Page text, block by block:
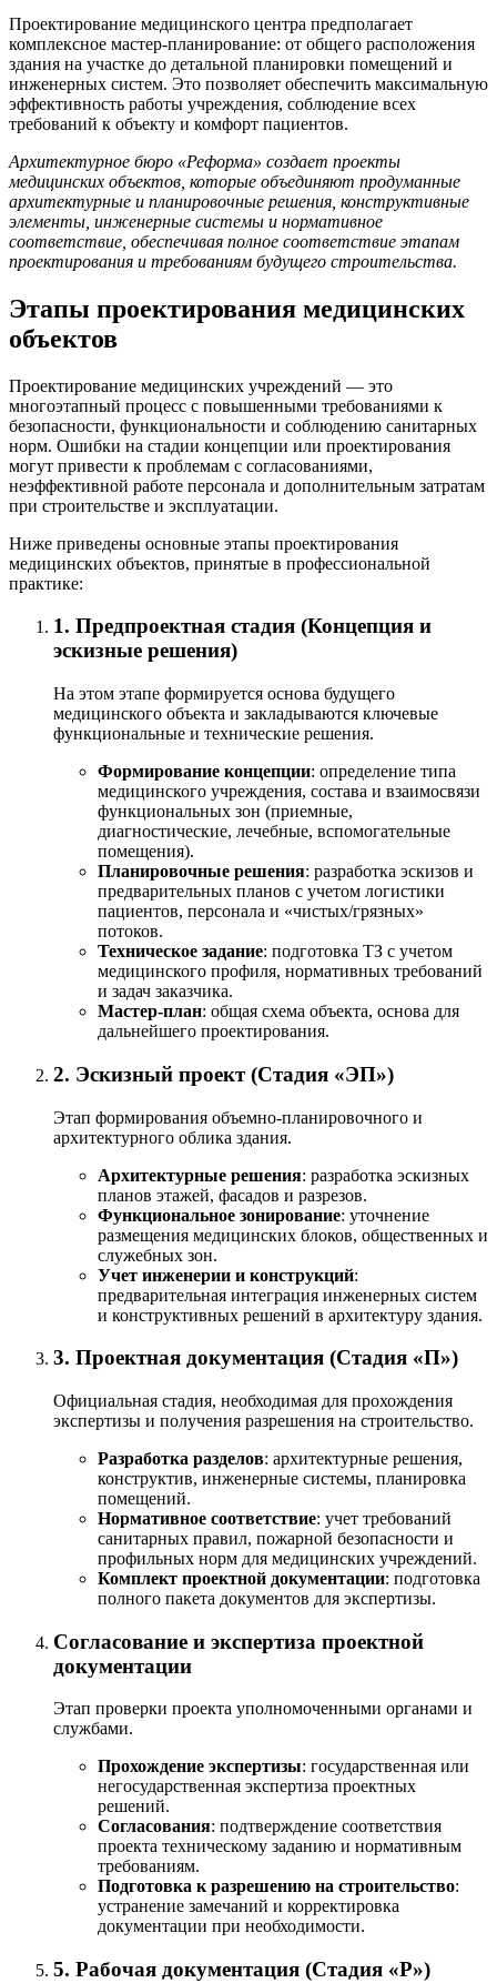
Проектирование медицинского центра предполагает
комплексное мастер-планирование: от общего расположения
здания на участке до детальной планировки помещений и
инженерных систем. Это позволяет обеспечить максимальную
эффективность работы учреждения, соблюдение всех
требований к объекту и комфорт пациентов.
Архитектурное бюро «Реформа» создает проекты
медицинских объектов, которые объединяют продуманные
архитектурные и планировочные решения, конструктивные
элементы, инженерные системы и нормативное
соответствие, обеспечивая полное соответствие этапам
проектирования и требованиям будущего строительства.
Этапы проектирования медицинских
объектов
Проектирование медицинских учреждений — это
многоэтапный процесс с повышенными требованиями к
безопасности, функциональности и соблюдению санитарных
норм. Ошибки на стадии концепции или проектирования
могут привести к проблемам с согласованиями,
неэффективной работе персонала и дополнительным затратам
при строительстве и эксплуатации.
Ниже приведены основные этапы проектирования
медицинских объектов, принятые в профессиональной
практике:
1. Предпроектная стадия (Концепция и
эскизные решения)
На этом этапе формируется основа будущего
медицинского объекта и закладываются ключевые
функциональные и технические решения.
Формирование концепции: определение типа
медицинского учреждения, состава и взаимосвязи
функциональных зон (приемные,
диагностические, лечебные, вспомогательные
помещения).
Планировочные решения: разработка эскизов и
предварительных планов с учетом логистики
пациентов, персонала и «чистых/грязных»
потоков.
Техническое задание: подготовка ТЗ с учетом
медицинского профиля, нормативных требований
и задач заказчика.
Мастер-план: общая схема объекта, основа для
дальнейшего проектирования.
2. Эскизный проект (Стадия «ЭП»)
Этап формирования объемно-планировочного и
архитектурного облика здания.
Архитектурные решения: разработка эскизных
планов этажей, фасадов и разрезов.
Функциональное зонирование: уточнение
размещения медицинских блоков, общественных и
служебных зон.
Учет инженерии и конструкций:
предварительная интеграция инженерных систем
и конструктивных решений в архитектуру здания.
3. Проектная документация (Стадия «П»)
Официальная стадия, необходимая для прохождения
экспертизы и получения разрешения на строительство.
Разработка разделов: архитектурные решения,
конструктив, инженерные системы, планировка
помещений.
Нормативное соответствие: учет требований
санитарных правил, пожарной безопасности и
профильных норм для медицинских учреждений.
Комплект проектной документации: подготовка
полного пакета документов для экспертизы.
Согласование и экспертиза проектной
документации
Этап проверки проекта уполномоченными органами и
службами.
Прохождение экспертизы: государственная или
негосударственная экспертиза проектных
решений.
Согласования: подтверждение соответствия
проекта техническому заданию и нормативным
требованиям.
Подготовка к разрешению на строительство:
устранение замечаний и корректировка
документации при необходимости.
5. Рабочая документация (Стадия «Р»)